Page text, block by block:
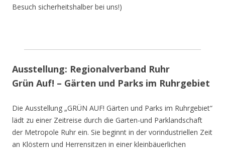
Besuch sicherheitshalber bei uns!)
Ausstellung: Regionalverband Ruhr
Grün Auf! – Gärten und Parks im Ruhrgebiet
Die Ausstellung „GRÜN AUF! Gärten und Parks im Ruhrgebiet“
lädt zu einer Zeitreise durch die Garten-und Parklandschaft
der Metropole Ruhr ein. Sie beginnt in der vorindustriellen Zeit
an Klöstern und Herrensitzen in einer kleinbäuerlichen